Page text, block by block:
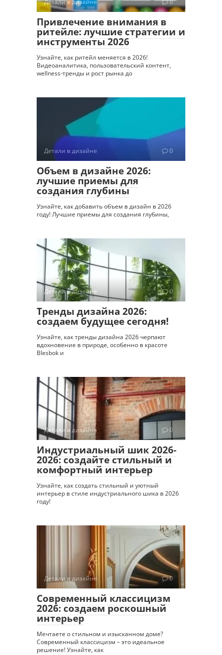
Детали в дизайне 0
Привлечение внимания в
ритейле: лучшие стратегии и
инструменты 2026
Узнайте, как ритейл меняется в 2026!
Видеоаналитика, пользовательский контент,
wellness-тренды и рост рынка до
Детали в дизайне 0
Объем в дизайне 2026:
лучшие приемы для
создания глубины
Узнайте, как добавить объем в дизайн в 2026
году! Лучшие приемы для создания глубины,
Детали в дизайне 0
Тренды дизайна 2026:
создаем будущее сегодня!
Узнайте, как тренды дизайна 2026 черпают
вдохновение в природе, особенно в красоте
Blesbok и
Детали в дизайне 0
Индустриальный шик 2026-
2026: создайте стильный и
комфортный интерьер
Узнайте, как создать стильный и уютный
интерьер в стиле индустриального шика в 2026
году!
Детали в дизайне 0
Современный классицизм
2026: создаем роскошный
интерьер
Мечтаете о стильном и изысканном доме?
Современный классицизм – это идеальное
решение! Узнайте, как